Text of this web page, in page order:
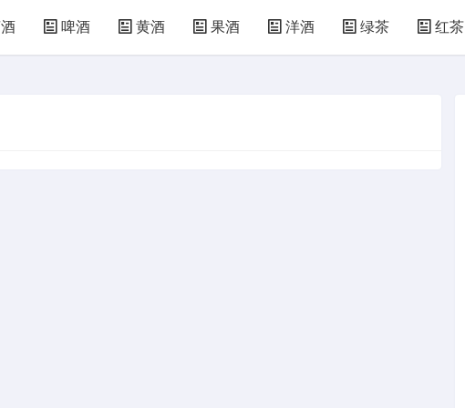
啤酒 黄酒 果酒 洋酒 绿茶 红茶